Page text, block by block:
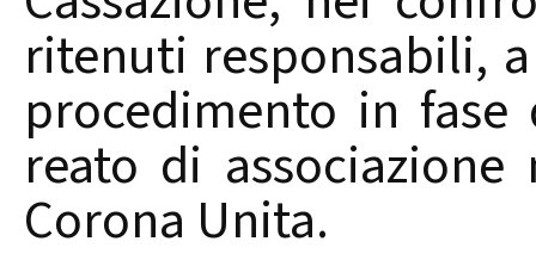
ritenuti responsabili,
procedimento in
reato di
Corona Unita.